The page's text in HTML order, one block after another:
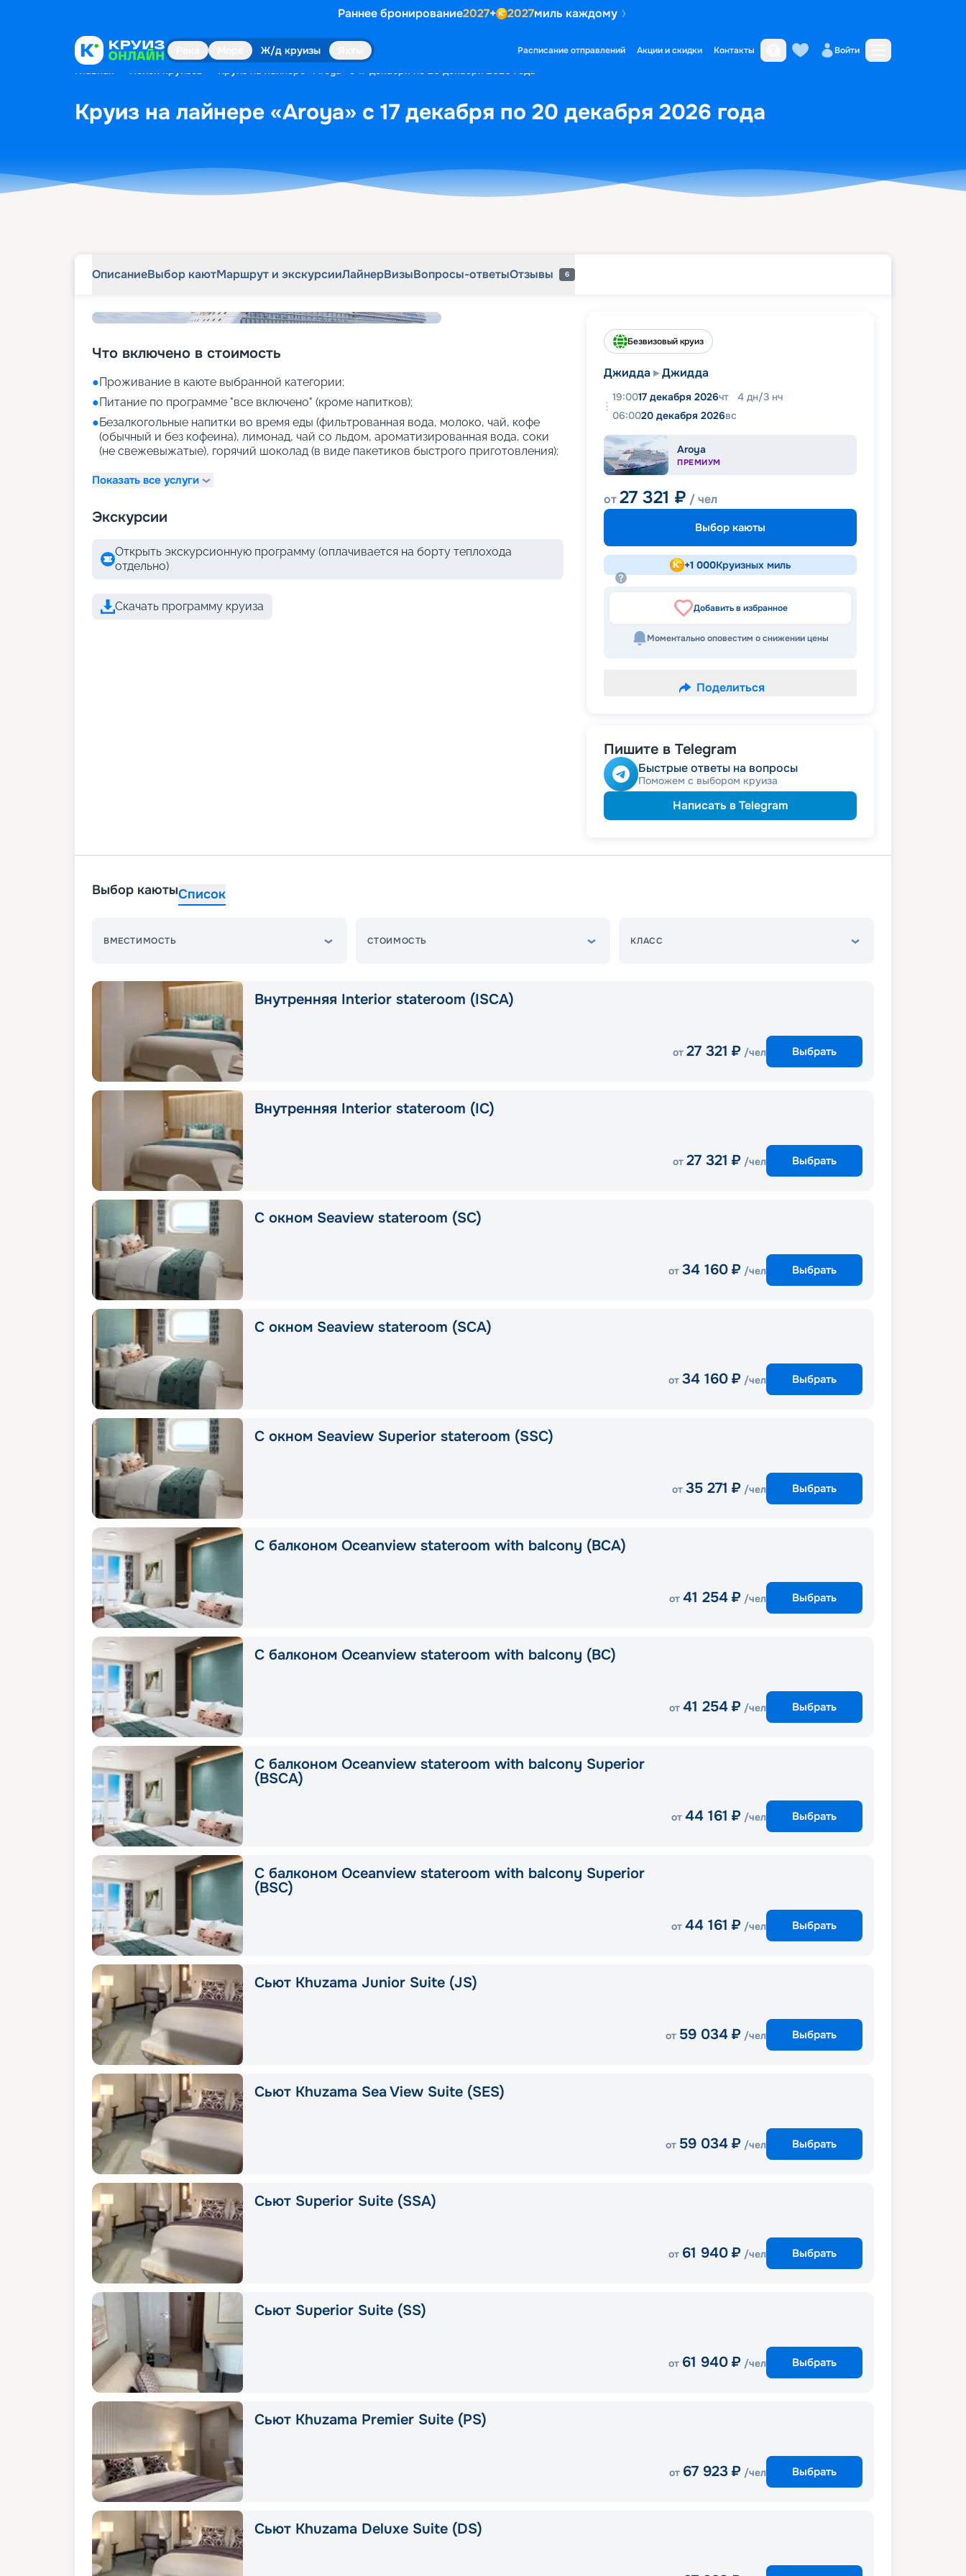
Раннее бронирование2027+ 2027миль каждому
Ж/д круизы Расписание отправлений Акции и скидки Контакты Войти
Главная Поиск круизов Круиз на лайнере «Aroya» с 17 декабря по 20 декабря 2026 года
Круиз на лайнере «Aroya» с 17 декабря по 20 декабря 2026 года
ОписаниеВыбор каютМаршрут и экскурсииЛайнерВизыВопросы-ответыОтзывы 6
Что включено в стоимость
●Проживание в каюте выбранной категории;
●Питание по программе "все включено" (кроме напитков);
●Безалкогольные напитки во время еды (фильтрованная вода, молоко, чай, кофе
(обычный и без кофеина), лимонад, чай со льдом, ароматизированная вода, соки
(не свежевыжатые), горячий шоколад (в виде пакетиков быстрого приготовления);
Показать все услуги
Экскурсии
Открыть экскурсионную программу (оплачивается на борту теплохода
отдельно)
Скачать программу круиза
Безвизовый круиз
Джидда Джидда
19:0017 декабря 2026чт 4 дн/3 нч
06:0020 декабря 2026вс
Aroya
ПРЕМИУМ
от27 321 ₽ / чел
Выбор каюты
+1 000Круизных миль
Добавить в избранное
Моментально оповестим о снижении цены
Поделиться
Пишите в Telegram
Быстрые ответы на вопросы
Поможем с выбором круиза
Написать в Telegram
Выбор каютыСписок
ВМЕСТИМОСТЬ СТОИМОСТЬ КЛАСС
Внутренняя Interior stateroom (ISCA)
от 27 321 ₽ /чел Выбрать
Внутренняя Interior stateroom (IC)
от 27 321 ₽ /чел Выбрать
С окном Seaview stateroom (SC)
от 34 160 ₽ /чел Выбрать
С окном Seaview stateroom (SCA)
от 34 160 ₽ /чел Выбрать
С окном Seaview Superior stateroom (SSC)
от 35 271 ₽ /чел Выбрать
С балконом Oceanview stateroom with balcony (BCA)
от 41 254 ₽ /чел Выбрать
С балконом Oceanview stateroom with balcony (BC)
от 41 254 ₽ /чел Выбрать
С балконом Oceanview stateroom with balcony Superior
(BSCA)
от 44 161 ₽ /чел Выбрать
С балконом Oceanview stateroom with balcony Superior
(BSC)
от 44 161 ₽ /чел Выбрать
Сьют Khuzama Junior Suite (JS)
от 59 034 ₽ /чел Выбрать
Сьют Khuzama Sea View Suite (SES)
от 59 034 ₽ /чел Выбрать
Сьют Superior Suite (SSA)
от 61 940 ₽ /чел Выбрать
Сьют Superior Suite (SS)
от 61 940 ₽ /чел Выбрать
Сьют Khuzama Premier Suite (PS)
от 67 923 ₽ /чел Выбрать
Сьют Khuzama Deluxe Suite (DS)